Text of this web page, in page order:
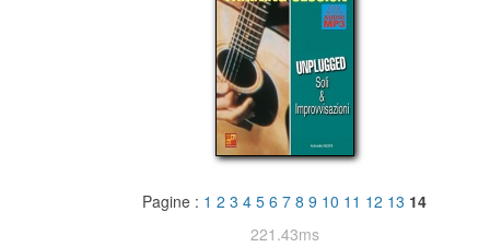
Pagine : 1 2 3 4 5 6 7 8 9 10 11 12 13 14
221.43ms